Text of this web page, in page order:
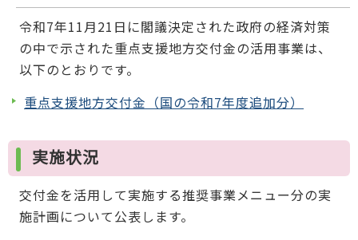
令和7年11月21日に閣議決定された政府の経済対策
の中で示された重点支援地方交付金の活用事業は、
以下のとおりです。
重点支援地方交付金（国の令和7年度追加分）
実施状況
交付金を活用して実施する推奨事業メニュー分の実
施計画について公表します。